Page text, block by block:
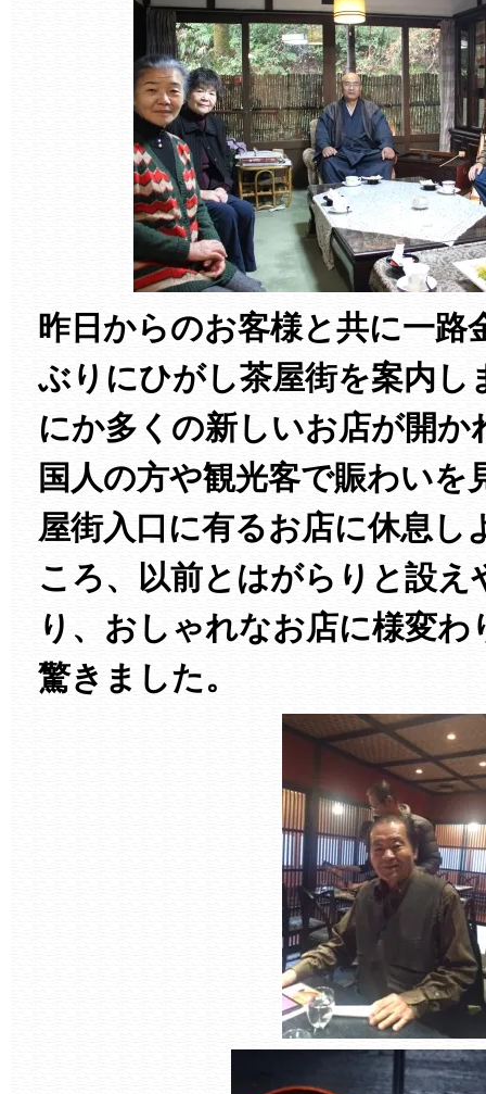
昨日からのお客様と共に一路
ぶりにひがし茶屋街を案内し
にか多くの新しいお店が開か
国人の方や観光客で賑わいを
屋街入口に有るお店に休息し
ころ、以前とはがらりと設え
り、おしゃれなお店に様変
驚きました。